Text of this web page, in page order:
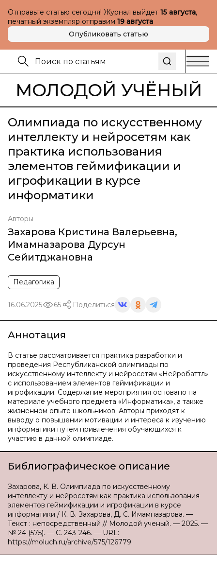
Отправьте статью сегодня! Журнал выйдет 15 августа,
печатный экземпляр отправим 19 августа
Опубликовать статью
МОЛОДОЙ УЧЁНЫЙ
Олимпиада по искусственному
интеллекту и нейросетям как
практика использования
элементов геймификации и
игрофикации в курсе
информатики
Авторы
Захарова Кристина Валерьевна,
Имамназарова Дурсун
Сейитджановна
Педагогика
16.06.2025 65 Поделиться
Аннотация
В статье рассматривается практика разработки и
проведения Республиканской олимпиады по
искусственному интеллекту и нейросетям «Нейробаттл»
с использованием элементов геймификации и
игрофикации. Содержание мероприятия основано на
материале учебного предмета «Информатика», а также
жизненном опыте школьников. Авторы приходят к
выводу о повышении мотивации и интереса к изучению
информатики путем привлечения обучающихся к
участию в данной олимпиаде.
Библиографическое описание
Захарова, К. В. Олимпиада по искусственному
интеллекту и нейросетям как практика использования
элементов геймификации и игрофикации в курсе
информатики / К. В. Захарова, Д. С. Имамназарова. —
Текст : непосредственный // Молодой ученый. — 2025. —
№ 24 (575). — С. 243-246. — URL:
https://moluch.ru/archive/575/126779.